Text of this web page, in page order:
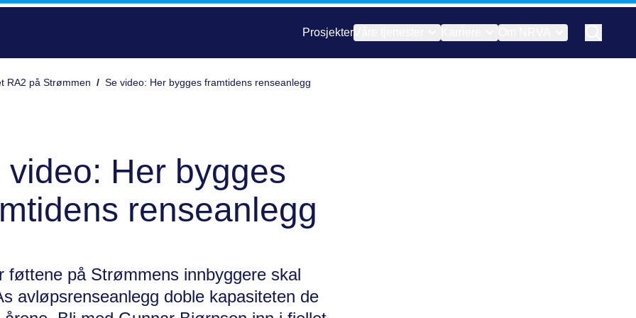
Prosjekter
RA2 på Strømmen / Se video: Her bygges framtidens renseanlegg
video: Her bygges
renseanlegg
føttene på Strømmens innbyggere skal
avløpsrenseanlegg doble kapasiteten de